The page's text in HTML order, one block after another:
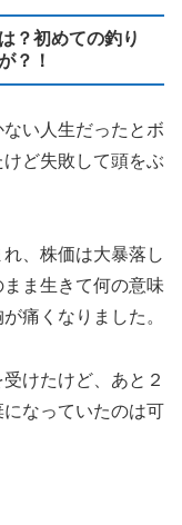
？初めての釣り
？！
い人生だったとボ
ど失敗して頭をぶ
、株価は大暴落し
ま生きて何の意味
痛くなりました。
けたけど、あと２
なっていたのは可